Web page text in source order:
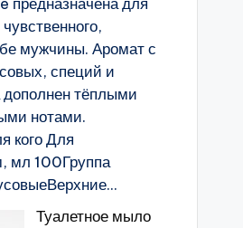
мужчины. Аромат с
специй и
тёплыми
нотами.
кого Для
мл 100Группа
Туалетное мыло